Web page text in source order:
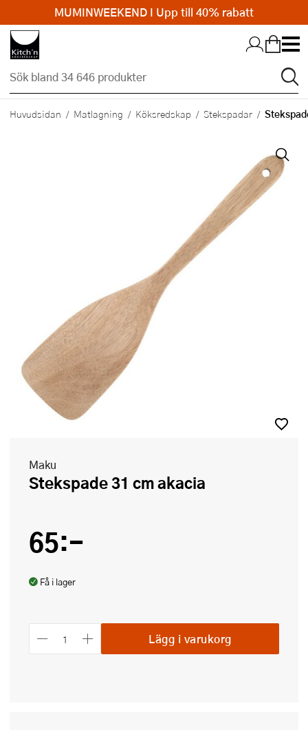
Hopp till huvudinnehållet
Huvudsidan Matlagning Köksredskap Stekspadar
Maku
Stekspade 31 cm akacia
65:-
Få i lager
Lägg i varukorg
MUMINWEEKEND I Upp till 40% rabatt